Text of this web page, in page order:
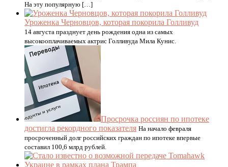
На эту популярную […]
Уроженка Черновцов, которая покорила Голливуд
14 августа празднует день рождения одна из самых
высокооплачиваемых актрис Голливуда Мила Кунис.
Просрочка россиян по ипотеке
достигла рекордного показателя На начало февраля
просроченный долг российских граждан по ипотеке впервые
составил 100,6 млрд рублей.